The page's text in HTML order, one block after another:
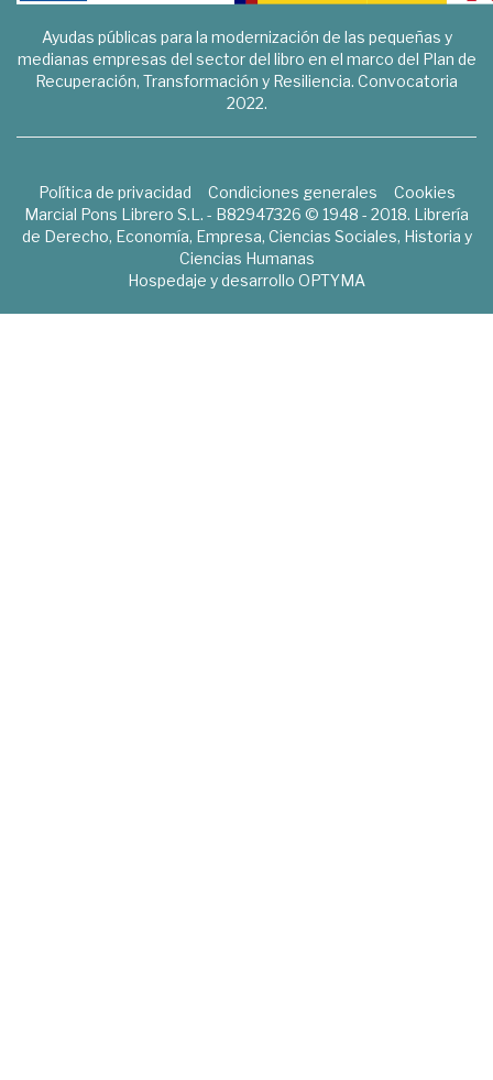
Ayudas públicas para la modernización de las pequeñas y
medianas empresas del sector del libro en el marco del Plan de
Recuperación, Transformación y Resiliencia. Convocatoria
2022.
Política de privacidad Condiciones generales
Cookies
Marcial Pons Librero S.L. - B82947326 © 1948 - 2018. Librería
de Derecho, Economía, Empresa, Ciencias Sociales, Historia y
Ciencias Humanas
Hospedaje y desarrollo OPTYMA